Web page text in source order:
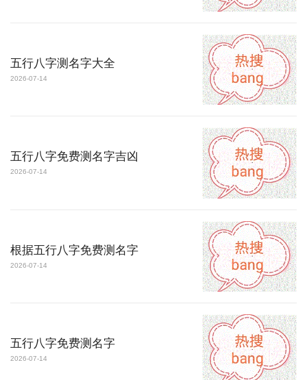
五行八字测名字大全
2026-07-14
五行八字免费测名字吉凶
2026-07-14
根据五行八字免费测名字
2026-07-14
五行八字免费测名字
2026-07-14